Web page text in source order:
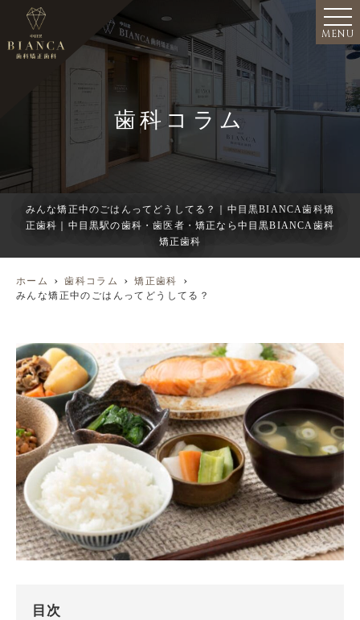
MENU
歯科コラム
みんな矯正中のごはんってどうしてる？｜中目黒BIANCA歯科矯
正歯科｜中目黒駅の歯科・歯医者・矯正なら中目黒BIANCA歯科
矯正歯科
ホーム 歯科コラム
矯正歯科
みんな矯正中のごはんってどうしてる？
目次